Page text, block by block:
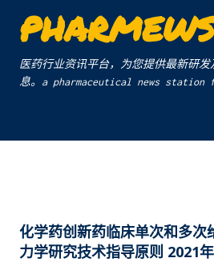
跳至主要内容
医药行业资讯平台，为您提供最新研发
息。a pharmaceutical news station
化学药创新药临床单次和多次
力学研究技术指导原则 2021